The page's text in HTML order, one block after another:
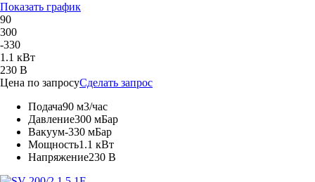
Показать график
90
300
-330
1.1 кВт
230 В
Цена по запросуСделать запрос
Подача90 м3/час
Давление300 мБар
Вакуум-330 мБар
Мощность1.1 кВт
Напряжение230 В